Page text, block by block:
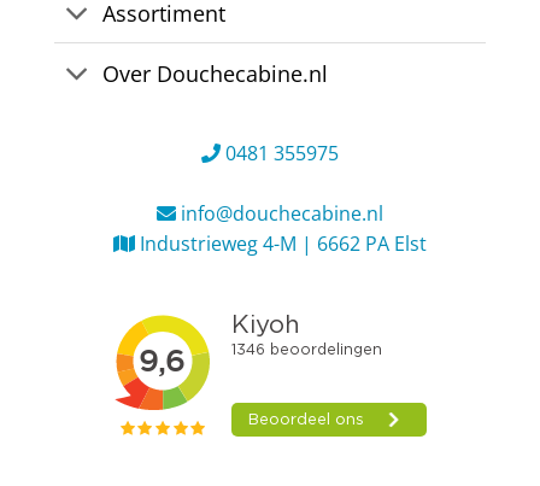
Assortiment
Over Douchecabine.nl
0481 355975
info@douchecabine.nl
Industrieweg 4-M | 6662 PA Elst